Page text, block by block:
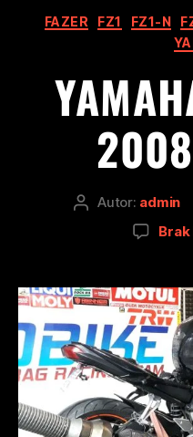
FAZER FZ1 FZ1-N
Autor: admin